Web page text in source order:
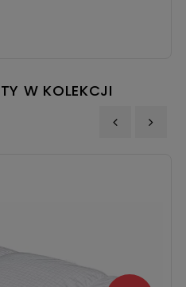
W KOLEKCJI